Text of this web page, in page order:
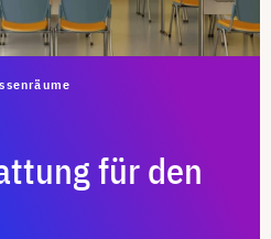
für den